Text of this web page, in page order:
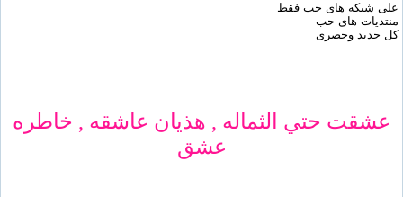
على شبكه هاى حب فقط
منتديات هاى حب
كل جديد وحصرى
عشقت حتي الثماله , هذيان عاشقه , خاطره
عشق